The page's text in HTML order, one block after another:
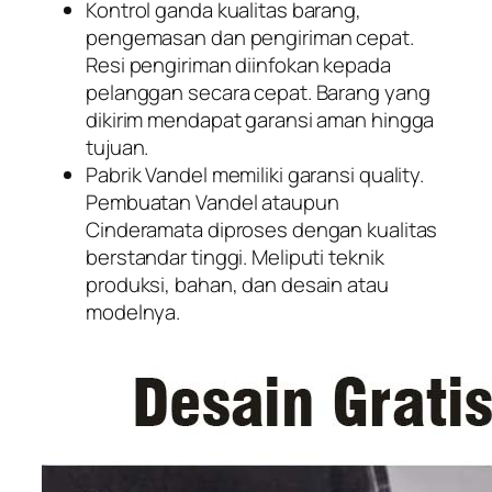
Kontrol ganda kualitas barang,
pengemasan dan pengiriman cepat.
Resi pengiriman diinfokan kepada
pelanggan secara cepat. Barang yang
dikirim mendapat garansi aman hingga
tujuan.
Pabrik Vandel memiliki garansi quality.
Pembuatan Vandel ataupun
Cinderamata diproses dengan kualitas
berstandar tinggi. Meliputi teknik
produksi, bahan, dan desain atau
modelnya.